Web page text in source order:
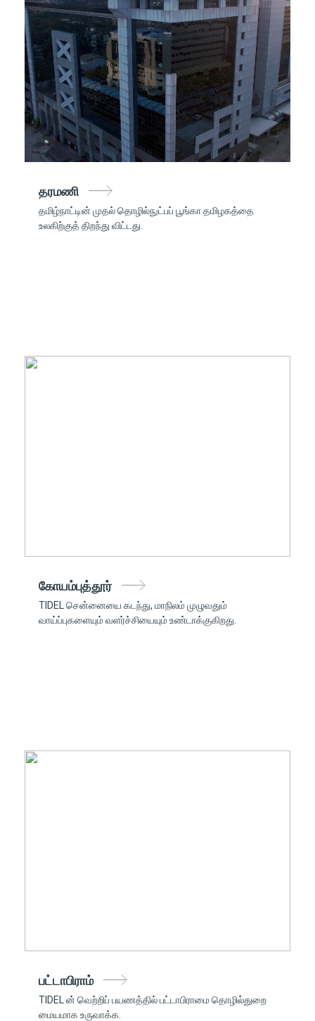
தரமணி
தமிழ்நாட்டின் முதல் தொழில்நுட்பப் பூங்கா தமிழகத்தை
உலகிற்குத் திறந்து விட்டது.
கோயம்புத்தூர்
TIDEL சென்னையை கடந்து, மாநிலம் முழுவதும்
வாய்ப்புகளையும் வளர்ச்சியையும் உண்டாக்குகிறது.
பட்டாபிராம்
TIDEL ன் வெற்றிப் பயணத்தில் பட்டாபிராமை தொழில்துறை
மையமாக உருவாக்க.